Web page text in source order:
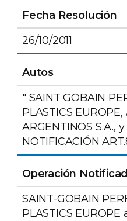
Fecha Resolución
26/10/2011
Autos
" SAINT GOBAIN
PLASTICS EUROPE,
ARGENTINOS S.A.,
NOTIFICACIÓN
Operación
SAINT-GOBAIN
PLASTICS